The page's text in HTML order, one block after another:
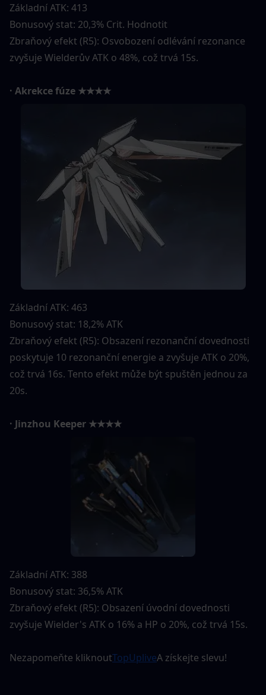
Základní ATK: 413
Bonusový stat: 20,3% Crit. Hodnotit
Zbraňový efekt (R5): Osvobození odlévání rezonance
zvyšuje Wielderův ATK o 48%, což trvá 15s.
· Akrekce fúze ★★★★
Základní ATK: 463
Bonusový stat: 18,2% ATK
Zbraňový efekt (R5): Obsazení rezonanční dovednosti
poskytuje 10 rezonanční energie a zvyšuje ATK o 20%,
což trvá 16s. Tento efekt může být spuštěn jednou za
20s.
· Jinzhou Keeper ★★★★
Základní ATK: 388
Bonusový stat: 36,5% ATK
Zbraňový efekt (R5): Obsazení úvodní dovednosti
zvyšuje Wielder's ATK o 16% a HP o 20%, což trvá 15s.
Nezapomeňte kliknoutTopUpliveA získejte slevu!